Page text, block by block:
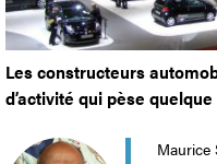
Les constructeurs
d’activité qui pèse
Maurice